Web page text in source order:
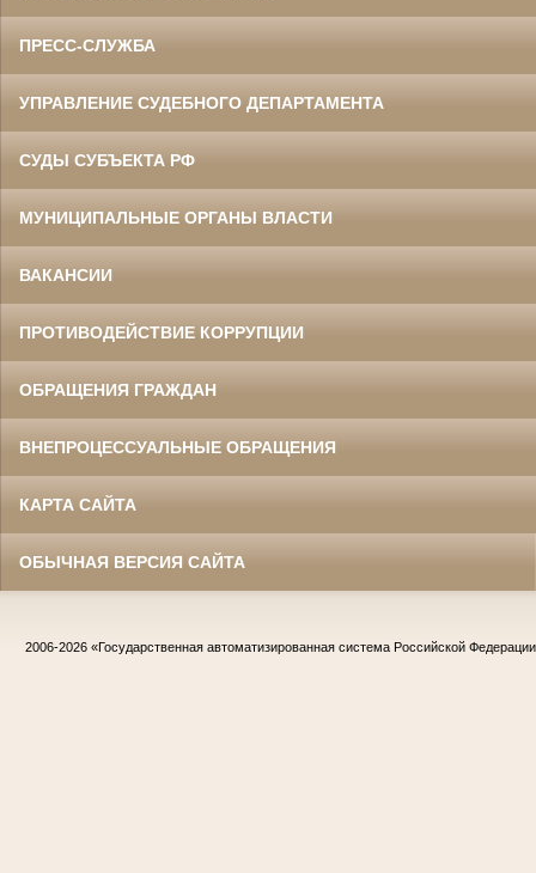
ПРЕСС-СЛУЖБА
УПРАВЛЕНИЕ СУДЕБНОГО ДЕПАРТАМЕНТА
СУДЫ СУБЪЕКТА РФ
МУНИЦИПАЛЬНЫЕ ОРГАНЫ ВЛАСТИ
ВАКАНСИИ
ПРОТИВОДЕЙСТВИЕ КОРРУПЦИИ
ОБРАЩЕНИЯ ГРАЖДАН
ВНЕПРОЦЕССУАЛЬНЫЕ ОБРАЩЕНИЯ
КАРТА САЙТА
ОБЫЧНАЯ ВЕРСИЯ САЙТА
2006-2026 «Государственная автоматизированная система Российской